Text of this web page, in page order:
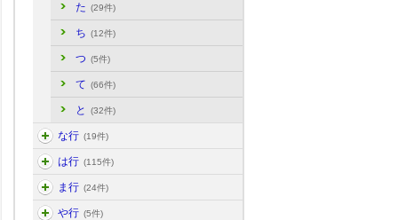
た (29件)
ち (12件)
つ (5件)
て (66件)
と (32件)
な行 (19件)
は行 (115件)
ま行 (24件)
や行 (5件)